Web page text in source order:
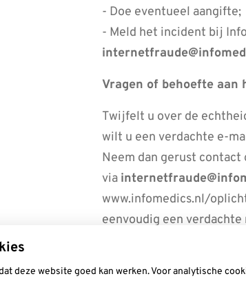
- Doe eventueel aangifte;
- Meld het incident bij
Vragen of behoefte aan
Twijfelt u over de
wilt u een verdachte e-
Neem dan gerust
via
www.infomedics.nl/
eenvoudig een verdachte
Samen blijven we alert —
deze website goed kan werken. Voor analytische